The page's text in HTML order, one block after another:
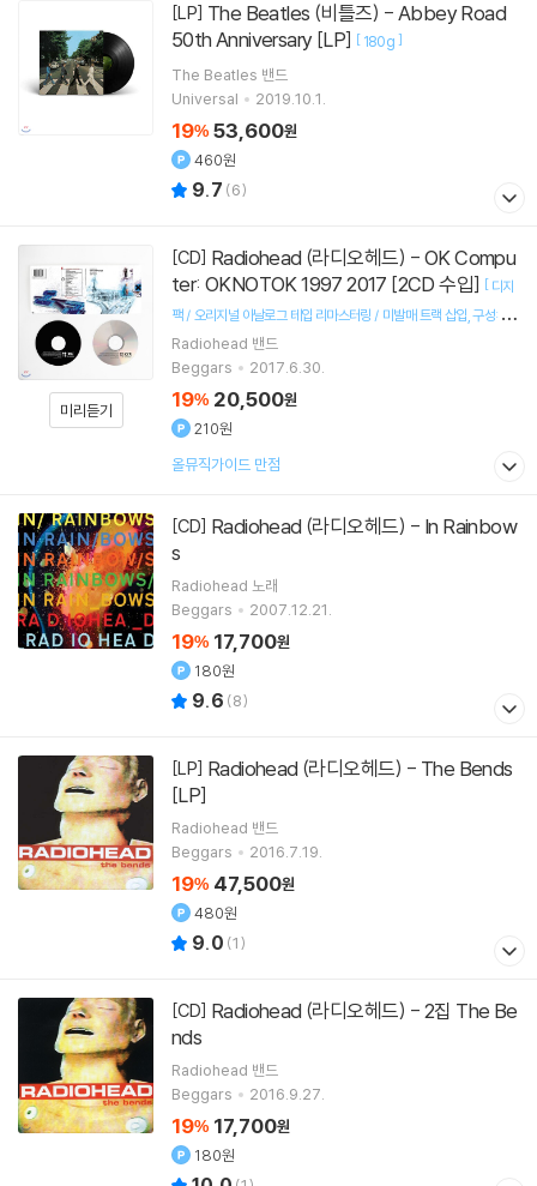
[LP]
50th Anniversary [LP] [ 180g ]
The Beatles 밴드
Universal
2019.10.1.
19% 53,600원
460원
9.7 (6)
미리듣기
[CD]
ter: OKNOTOK 1997 2017 [2CD 수입] [ 디지
팩 / 오리지널 아날로그 테입 리마스터링 / 미발매 트랙 삽입 구성: C
D 2개 ]
Radiohead 밴드
Beggars
2017.6.30.
19% 20,500원
210원
올뮤직가이드 만점
[CD]
s
Radiohead 노래
Beggars
2007.12.21.
19% 17,700원
180원
9.6 (8)
[LP]
[LP]
Radiohead 밴드
Beggars
2016.7.19.
19% 47,500원
480원
9.0 (1)
[CD]
nds
Radiohead 밴드
Beggars
2016.9.27.
19% 17,700원
180원